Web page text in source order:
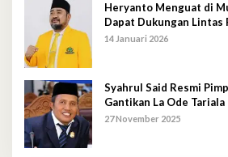
Heryanto Menguat di
Dapat Dukungan Lintas
Rumput
14 Januari 2026
Syahrul Said Resmi
Gantikan La Ode Tariala
27 November 2025